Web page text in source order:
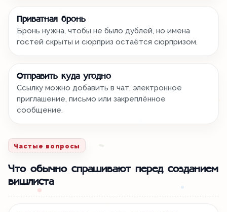
Приватная бронь
Бронь нужна, чтобы не было дублей, но имена
гостей скрыты и сюрприз остаётся сюрпризом.
Отправить куда угодно
Ссылку можно добавить в чат, электронное
приглашение, письмо или закреплённое
сообщение.
Частые вопросы
Что обычно спрашивают перед созданием
вишлиста